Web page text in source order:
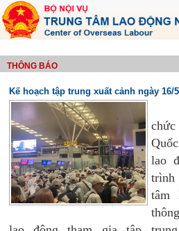
THÔNG BÁO
Kế hoạch tập trung xuất cảnh ngày 16/
lao
trình
tâm